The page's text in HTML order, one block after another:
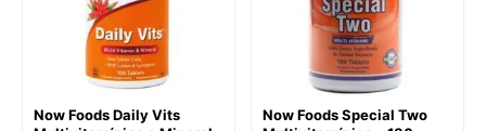
Now Foods Daily Vits
Now Foods Special Two